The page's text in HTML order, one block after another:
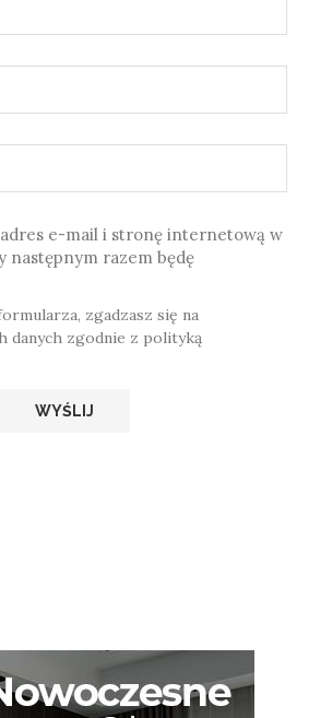
e-mail i stronę internetową w
następnym razem będę
zgadzasz się na
danych zgodnie z polityką